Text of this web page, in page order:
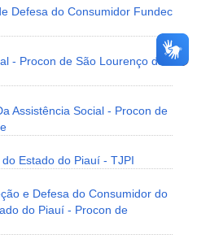
Defesa do Consumidor Fundec
- Procon de São Lourenço da
Assistência Social - Procon de
Estado do Piauí - TJPI
e Defesa do Consumidor do
do Piauí - Procon de